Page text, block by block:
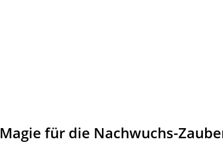
Magie für die Nachwuchs-